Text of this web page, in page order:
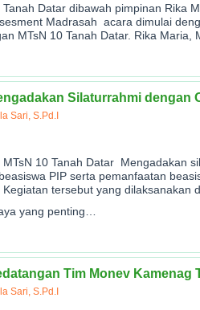
Datar dibawah pimpinan Rika
Madrasah acara dimulai
MTsN 10 Tanah Datar. Rika
Silaturrahmi dengan
Sari, S.Pd.I
10 Tanah Datar
PIP serta pemanfaatan
tersebut yang dilaksanakan
yang penting…
Tim Monev Kamenag
Sari, S.Pd.I